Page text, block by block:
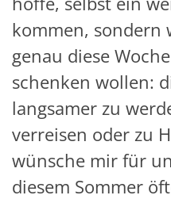
kommen, sondern
genau diese
schenken wollen:
langsamer zu
verreisen oder zu
wünsche mir für
diesem Sommer